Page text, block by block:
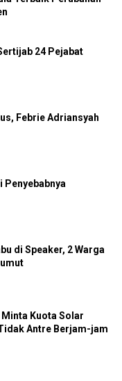
24 Pejabat
Febrie Adriansyah
Penyebabnya
di Speaker, 2 Warga
Minta Kuota Solar
Antre Berjam-jam